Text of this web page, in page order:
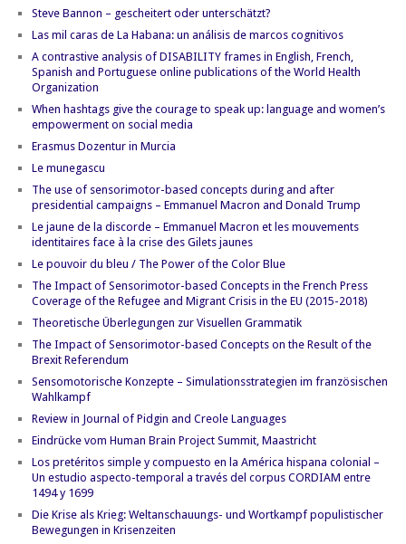
Steve Bannon – gescheitert oder unterschätzt?
Las mil caras de La Habana: un análisis de marcos cognitivos
A contrastive analysis of DISABILITY frames in English, French,
Spanish and Portuguese online publications of the World Health
Organization
When hashtags give the courage to speak up: language and women’s
empowerment on social media
Erasmus Dozentur in Murcia
Le munegascu
The use of sensorimotor-based concepts during and after
presidential campaigns – Emmanuel Macron and Donald Trump
Le jaune de la discorde – Emmanuel Macron et les mouvements
identitaires face à la crise des Gilets jaunes
Le pouvoir du bleu / The Power of the Color Blue
The Impact of Sensorimotor-based Concepts in the French Press
Coverage of the Refugee and Migrant Crisis in the EU (2015-2018)
Theoretische Überlegungen zur Visuellen Grammatik
The Impact of Sensorimotor-based Concepts on the Result of the
Brexit Referendum
Sensomotorische Konzepte – Simulationsstrategien im französischen
Wahlkampf
Review in Journal of Pidgin and Creole Languages
Eindrücke vom Human Brain Project Summit, Maastricht
Los pretéritos simple y compuesto en la América hispana colonial –
Un estudio aspecto-temporal a través del corpus CORDIAM entre
1494 y 1699
Die Krise als Krieg: Weltanschauungs- und Wortkampf populistischer
Bewegungen in Krisenzeiten